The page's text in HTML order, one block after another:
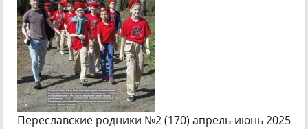
Переславские родники №2 (170) апрель-июнь 2025